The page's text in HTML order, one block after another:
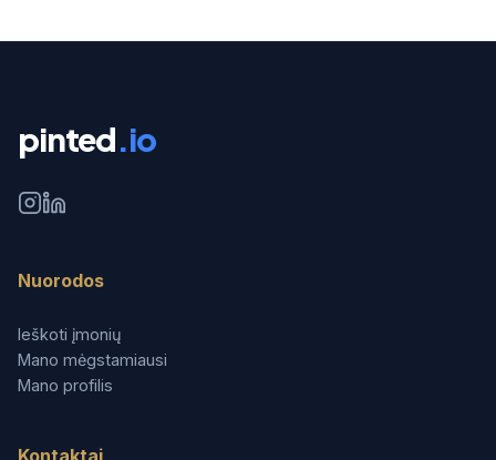
pinted.io
Nuorodos
Ieškoti įmonių
Mano mėgstamiausi
Mano profilis